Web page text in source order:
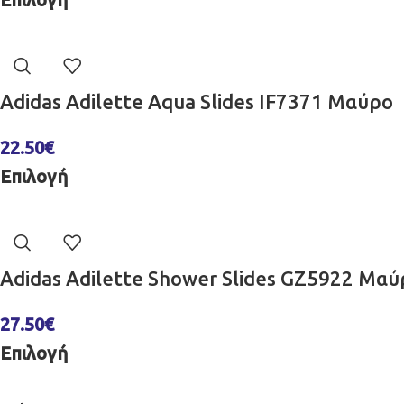
Adidas Adilette Aqua Slides IF7371 Μαύρο
22.50€
Επιλογή
Adidas Adilette Shower Slides GZ5922
27.50€
Επιλογή